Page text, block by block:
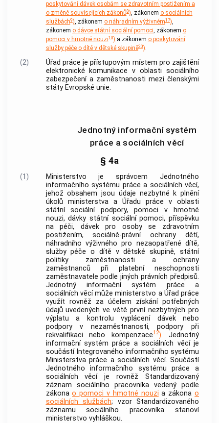
poskytování dávek osobám se zdravotním postižením a
o změně souvisejících zákonů8), zákonem o sociálních
službách9), zákonem o náhradním výživném17),
zákonem o dávce státní sociální pomoci, zákonem o
pomoci v hmotné nouzi10) a zákonem o poskytování
služby péče o dítě v dětské skupině20).
(2)
Úřad práce je přístupovým místem pro zajištění
elektronické komunikace v oblasti sociálního
zabezpečení a zaměstnanosti mezi členskými
státy Evropské unie.
Jednotný informační systém
práce a sociálních věcí
§ 4a
(1)
Ministerstvo je správcem Jednotného
informačního systému práce a sociálních věcí,
jehož obsahem jsou údaje nezbytné k plnění
úkolů ministerstva a Úřadu práce v oblasti
státní sociální podpory, pomoci v hmotné
nouzi, dávky státní sociální pomoci, příspěvku
na péči, dávek pro osoby se zdravotním
postižením, sociálně-právní ochrany dětí,
náhradního výživného pro nezaopatřené dítě,
služby péče o dítě v dětské skupině, státní
politiky zaměstnanosti a ochrany
zaměstnanců při platební neschopnosti
zaměstnavatele podle jiných právních předpisů.
Jednotný informační systém práce a
sociálních věcí může ministerstvo a Úřad práce
využít rovněž za účelem získání potřebných
údajů uvedených ve větě první nezbytných pro
výplatu a kontrolu vyplácení dávek nebo
podpory v nezaměstnanosti, podpory při
rekvalifikaci nebo kompenzace12). Jednotný
informační systém práce a sociálních věcí je
součástí Integrovaného informačního systému
Ministerstva práce a sociálních věcí. Součástí
Jednotného informačního systému práce a
sociálních věcí je rovněž Standardizovaný
záznam sociálního pracovníka vedený podle
zákonao pomoci v hmotné nouzi a zákona o
sociálních službách; vzor Standardizovaného
záznamu sociálního pracovníka stanoví
ministerstvo vyhláškou.